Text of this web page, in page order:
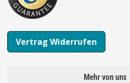
Vertrag Widerrufen
Mehr von uns